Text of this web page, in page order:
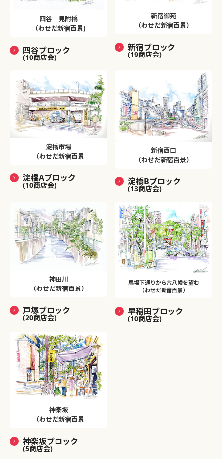
四谷 見附橋
（わせだ新宿百景)
四谷ブロック
(10商店会)
新宿御苑
（わせだ新宿百景）
新宿ブロック
(19商店会)
淀橋市場
（わせだ新宿百景
淀橋Aブロック
(10商店会)
新宿西口
（わせだ新宿百景）
淀橋Bブロック
(13商店会)
神田川
（わせだ新宿百景）
戸塚ブロック
(20商店会)
馬場下通りから穴八幡を望む
（わせだ新宿百景）
早稲田ブロック
(10商店会)
神楽坂
（わせだ新宿百景
神楽坂ブロック
(5商店会)